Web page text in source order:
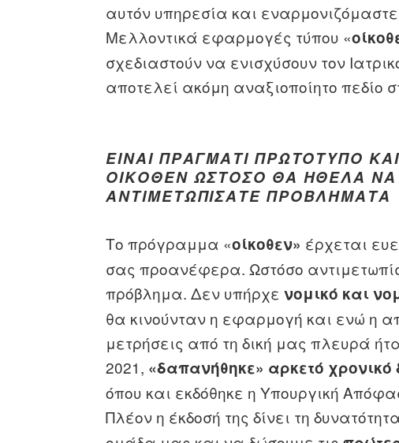
αυτόν υπηρεσία και
Μελλοντικά εφαρμογές τύπου «
σχεδιαστούν να ενισχύσουν τον
αποτελεί ακόμη αναξιοποίητο πεδίο
ΕΊΝΑΙ ΠΡΆΓΜΑΤΙ ΠΡΩΤΌΤΥΠΟ
ΟΊΚΟΘΕΝ ΩΣΤΌΣΟ ΘΑ ΉΘΕΛΑ
ΑΝΤΙΜΕΤΩΠΊΣΑΤΕ ΠΡΟΒΛΉΜΑΤΑ
Το πρόγραμμα «οίκοθεν» έρχεται
σας προανέφερα. Ωστόσο
πρόβλημα. Δεν υπήρχενομικό και
θα κινούνταν η εφαρμογή και ενώ η
μετρήσεις από τη δική μας πλευρά
2021, «δαπανήθηκε» αρκετό χρονικό
όπου και εκδόθηκε η Υπουργική
Πλέον η έκδοσή της δίνει τη